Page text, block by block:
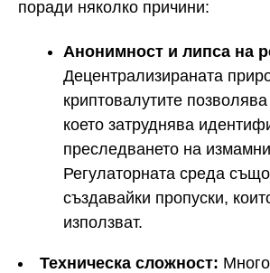
поради няколко причини:
Анонимност и липса на
Децентрализираната
криптовалутите
което затруднява
преследването на
Регулаторната среда
създавайки пропуски,
използват.
Техническа сложност: